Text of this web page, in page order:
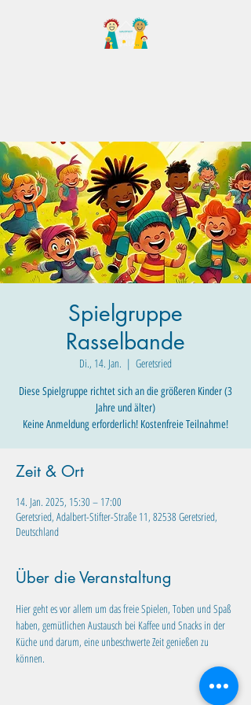
Spielgruppe
Rasselbande
Di., 14. Jan.
  |
Geretsried
Diese Spielgruppe richtet sich an die größeren Kinder (3
Jahre und älter)
Keine Anmeldung erforderlich! Kostenfreie Teilnahme!
Zeit & Ort
14. Jan. 2025, 15:30 – 17:00
Geretsried, Adalbert-Stifter-Straße 11, 82538 Geretsried,
Deutschland
Über die Veranstaltung
Hier geht es vor allem um das freie Spielen, Toben und Spaß
haben, gemütlichen Austausch bei Kaffee und Snacks in der
Küche und darum, eine unbeschwerte Zeit genießen zu
können.